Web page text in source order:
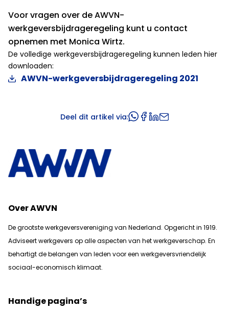
Voor vragen over de AWVN-
werkgeversbijdrageregeling kunt u contact
opnemen met Monica Wirtz.
De volledige werkgeversbijdrageregeling kunnen leden hier
downloaden:
AWVN-werkgeversbijdrageregeling 2021
Deel dit artikel via:
Over AWVN
De grootste werkgeversvereniging van Nederland. Opgericht in 1919.
Adviseert werkgevers op alle aspecten van het werkgeverschap. En
behartigt de belangen van leden voor een werkgeversvriendelijk
sociaal-economisch klimaat.
Handige pagina’s